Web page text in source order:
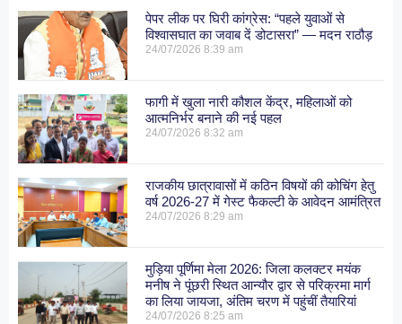
पेपर लीक पर घिरी कांग्रेस: “पहले युवाओं से
विश्वासघात का जवाब दें डोटासरा” — मदन राठौड़
24/07/20268:39 am
फागी में खुला नारी कौशल केंद्र, महिलाओं को
आत्मनिर्भर बनाने की नई पहल
24/07/20268:32 am
राजकीय छात्रावासों में कठिन विषयों की कोचिंग हेतु
वर्ष 2026-27 में गेस्ट फैकल्टी के आवेदन आमंत्रित
24/07/20268:29 am
मुड़िया पूर्णिमा मेला 2026: जिला कलक्टर मयंक
मनीष ने पूंछरी स्थित आन्यौर द्वार से परिक्रमा मार्ग
का लिया जायजा, अंतिम चरण में पहुंचीं तैयारियां
24/07/20268:25 am